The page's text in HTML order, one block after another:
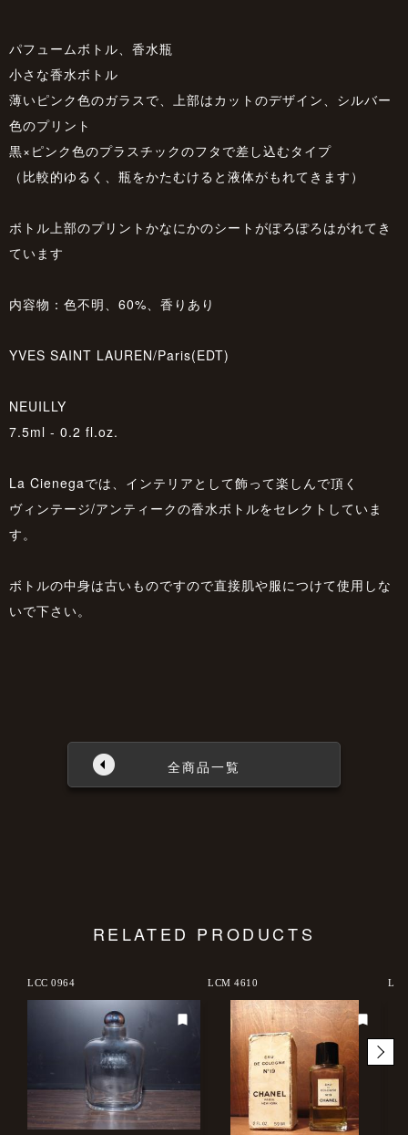
パフュームボトル、香水瓶
小さな香水ボトル
薄いピンク色のガラスで、上部はカットのデザイン、シルバー
色のプリント
黒×ピンク色のプラスチックのフタで差し込むタイプ
（比較的ゆるく、瓶をかたむけると液体がもれてきます）
ボトル上部のプリントかなにかのシートがぽろぽろはがれてき
ています
内容物：色不明、60%、香りあり
YVES SAINT LAUREN/Paris(EDT)
NEUILLY
7.5ml - 0.2 fl.oz.
La Cienegaでは、インテリアとして飾って楽しんで頂く
ヴィンテージ/アンティークの香水ボトルをセレクトしていま
す。
ボトルの中身は古いものですので直接肌や服につけて使用しな
いで下さい。
全商品一覧
RELATED PRODUCTS
LCC 0964 LCM 4610